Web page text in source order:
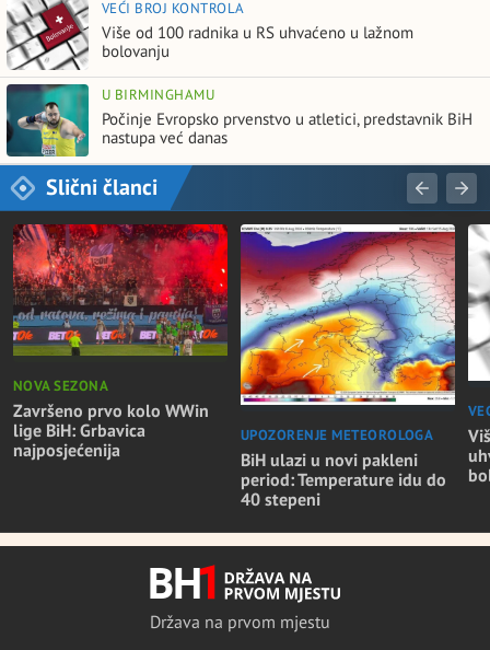
VEĆI BROJ KONTROLA
Više od 100 radnika u RS uhvaćeno u lažnom
bolovanju
U BIRMINGHAMU
Počinje Evropsko prvenstvo u atletici, predstavnik BiH
nastupa već danas
Slični članci
NOVA SEZONA
Završeno prvo kolo WWin
lige BiH: Grbavica
najposjećenija
UPOZORENJE METEOROLOGA
BiH ulazi u novi pakleni
period: Temperature idu do
40 stepeni
Država na prvom mjestu